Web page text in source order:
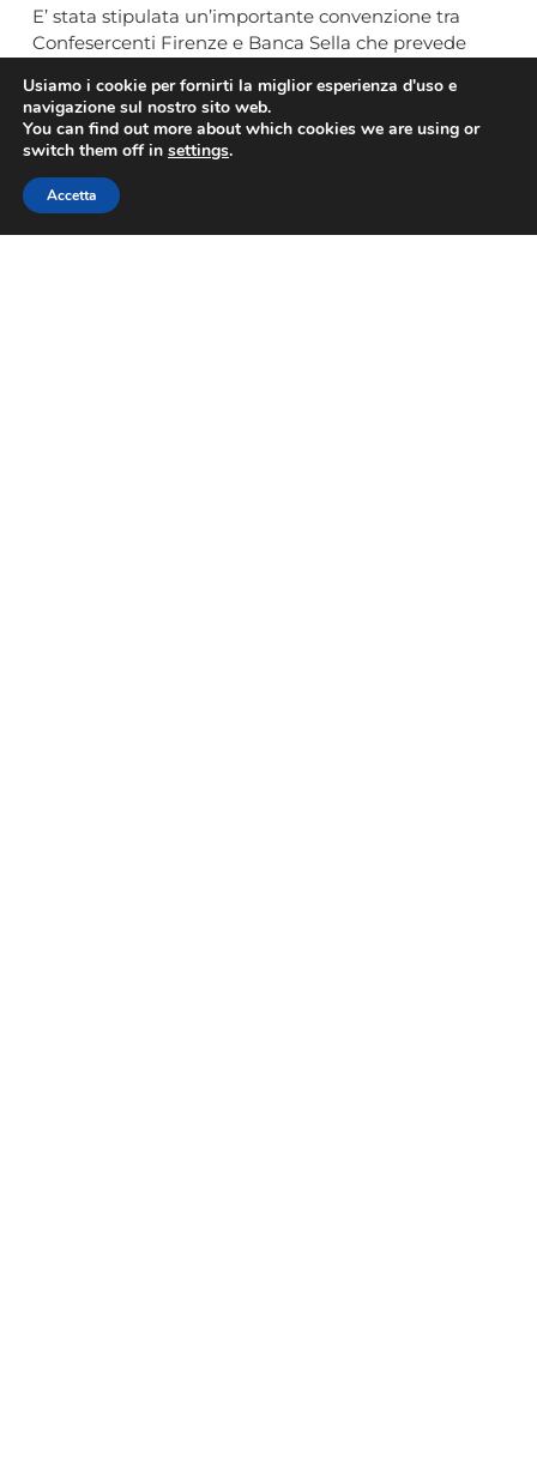
E’ stata stipulata un’importante convenzione tra
Confesercenti Firenze e Banca Sella che prevede
imprese associate.
Clicca qui per il dettaglio di quanto previsto dalla
FRATELLANZA POPOLARE
importanteaccordo tra Confesercenti Firenze e
Usiamo i cookie per fornirti la miglior esperienza d'uso e
navigazione sul nostro sito web.
You can find out more about which cookies we are using or
switch them off in settings.
Accetta